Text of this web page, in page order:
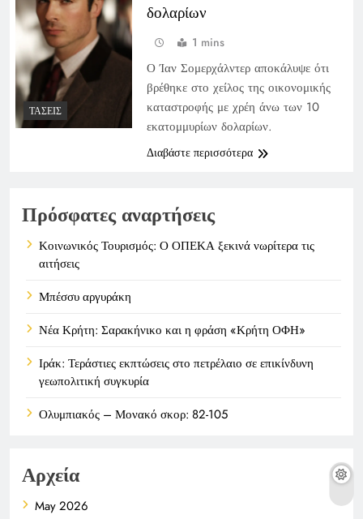
ΤΆΣΕΙΣ
δολαρίων
1 mins
Ο Ίαν Σομερχάλντερ αποκάλυψε ότι
βρέθηκε στο χείλος της οικονομικής
καταστροφής με χρέη άνω των 10
εκατομμυρίων δολαρίων.
Διαβάστε περισσότερα
Πρόσφατες αναρτήσεις
Κοινωνικός Τουρισμός: Ο ΟΠΕΚΑ ξεκινά νωρίτερα τις
αιτήσεις
Μπέσσυ αργυράκη
Νέα Κρήτη: Σαρακήνικο και η φράση «Κρήτη ΟΦΗ»
Ιράκ: Τεράστιες εκπτώσεις στο πετρέλαιο σε επικίνδυνη
γεωπολιτική συγκυρία
Ολυμπιακός – Μονακό σκορ: 82-105
Αρχεία
May 2026